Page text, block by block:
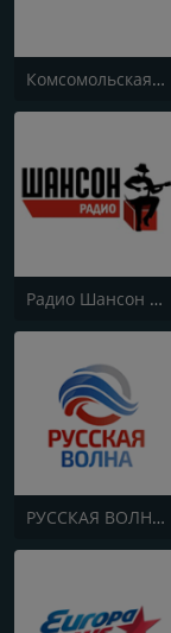
Комсомольская правда (Komsomolskaya pravda)
Радио Шансон (Chanson)
РУССКАЯ ВОЛНА - RUSSIAN WAVE